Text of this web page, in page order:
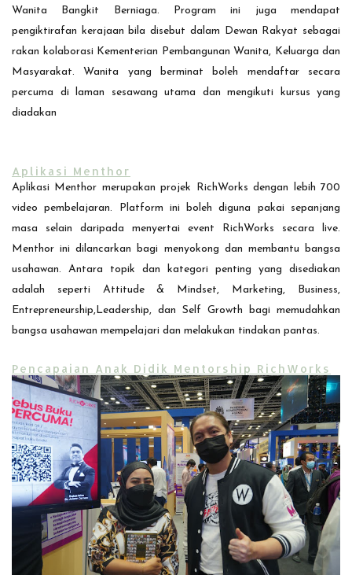
Wanita Bangkit Berniaga. Program ini juga mendapat
pengiktirafan kerajaan bila disebut dalam Dewan Rakyat sebagai
rakan kolaborasi Kementerian Pembangunan Wanita, Keluarga dan
Masyarakat. Wanita yang berminat boleh mendaftar secara
percuma di laman sesawang utama dan mengikuti kursus yang
diadakan
Aplikasi Menthor
Aplikasi Menthor merupakan projek RichWorks dengan lebih 700
video pembelajaran. Platform ini boleh diguna pakai sepanjang
masa selain daripada menyertai event RichWorks secara live.
Menthor ini dilancarkan bagi menyokong dan membantu bangsa
usahawan. Antara topik dan kategori penting yang disediakan
adalah seperti Attitude & Mindset, Marketing, Business,
Entrepreneurship,Leadership, dan Self Growth bagi memudahkan
bangsa usahawan mempelajari dan melakukan tindakan pantas.
Pencapaian Anak Didik Mentorship RichWorks